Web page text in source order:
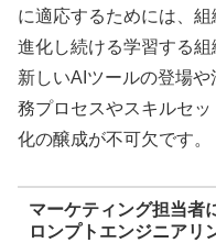
に適応するためには、
進化し続ける学習する組
新しいAIツールの登場
務プロセスやスキルセ
化の醸成が不可欠です。
マーケティング担当者
ロンプトエンジニアリ